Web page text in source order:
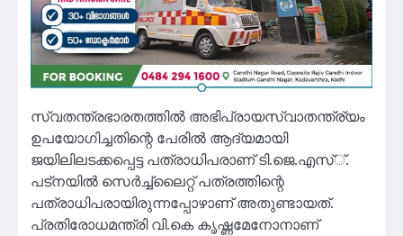
സ്വതന്ത്രഭാരതത്തില്‍ അഭിപ്രായസ്വാതന്ത്ര്യം
ഉപയോഗിച്ചതിന്റെ പേരില്‍ ആദ്യമായി
ജയിലിലടക്കപ്പെട്ട പത്രാധിപരാണ് ടി.ജെ.എസ്്.
പട്‌നയില്‍ സെര്‍ച്ച്‌ലൈറ്റ് പത്രത്തിന്റെ
പത്രാധിപരായിരുന്നപ്പോഴാണ് അതുണ്ടായത്.
പ്രതിരോധമന്ത്രി വി.കെ കൃഷ്ണമേനോനാണ്